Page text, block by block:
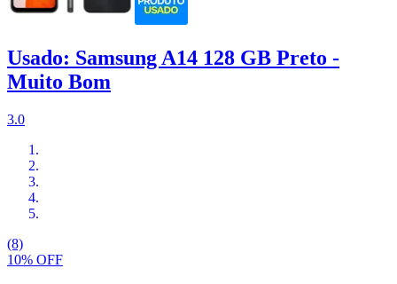
Usado: Samsung A14 128 GB Preto -
Muito Bom
3.0
(8)
10% OFF